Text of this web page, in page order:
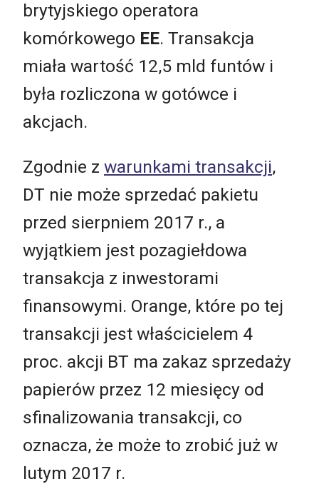
brytyjskiego operatora
komórkowego EE. Transakcja
miała wartość 12,5 mld funtów i
była rozliczona w gotówce i
akcjach.
Zgodnie z warunkami transakcji,
DT nie może sprzedać pakietu
przed sierpniem 2017 r., a
wyjątkiem jest pozagiełdowa
transakcja z inwestorami
finansowymi. Orange, które po tej
transakcji jest właścicielem 4
proc. akcji BT ma zakaz sprzedaży
papierów przez 12 miesięcy od
sfinalizowania transakcji, co
oznacza, że może to zrobić już w
lutym 2017 r.